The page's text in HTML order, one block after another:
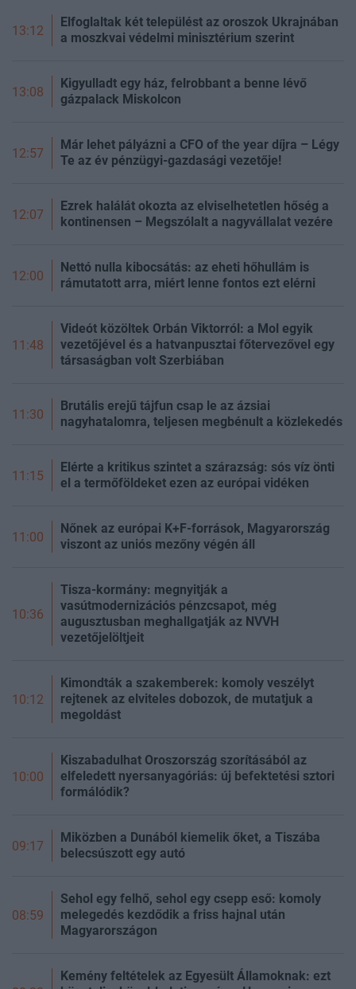
13:12
Elfoglaltak két települést az oroszok Ukrajnában
a moszkvai védelmi minisztérium szerint
13:08
Kigyulladt egy ház, felrobbant a benne lévő
gázpalack Miskolcon
12:57
Már lehet pályázni a CFO of the year díjra – Légy
Te az év pénzügyi-gazdasági vezetője!
12:07
Ezrek halálát okozta az elviselhetetlen hőség a
kontinensen – Megszólalt a nagyvállalat vezére
12:00
Nettó nulla kibocsátás: az eheti hőhullám is
rámutatott arra, miért lenne fontos ezt elérni
11:48
Videót közöltek Orbán Viktorról: a Mol egyik
vezetőjével és a hatvanpusztai főtervezővel egy
társaságban volt Szerbiában
11:30
Brutális erejű tájfun csap le az ázsiai
nagyhatalomra, teljesen megbénult a közlekedés
11:15
Elérte a kritikus szintet a szárazság: sós víz önti
el a termőföldeket ezen az európai vidéken
11:00
Nőnek az európai K+F-források, Magyarország
viszont az uniós mezőny végén áll
10:36
Tisza-kormány: megnyitják a
vasútmodernizációs pénzcsapot, még
augusztusban meghallgatják az NVVH
vezetőjelöltjeit
10:12
Kimondták a szakemberek: komoly veszélyt
rejtenek az elviteles dobozok, de mutatjuk a
megoldást
10:00
Kiszabadulhat Oroszország szorításából az
elfeledett nyersanyagóriás: új befektetési sztori
formálódik?
09:17
Miközben a Dunából kiemelik őket, a Tiszába
belecsúszott egy autó
08:59
Sehol egy felhő, sehol egy csepp eső: komoly
melegedés kezdődik a friss hajnal után
Magyarországon
Kemény feltételek az Egyesült Államoknak: ezt